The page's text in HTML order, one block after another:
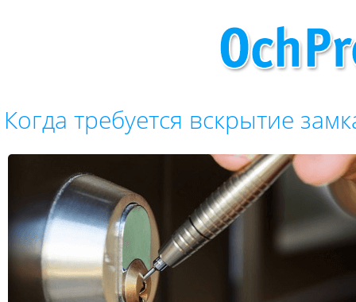
Когда требуется вскрытие